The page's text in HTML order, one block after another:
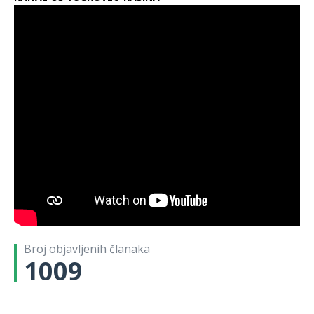
Broj objavljenih članaka
1009